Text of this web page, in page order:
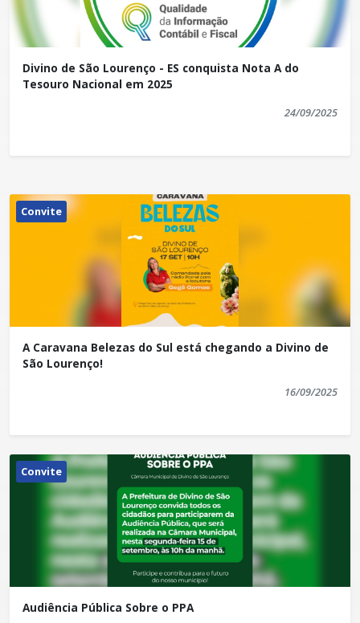
Divino de São Lourenço - ES conquista Nota A do
Tesouro Nacional em 2025
24/09/2025
Convite
A Caravana Belezas do Sul está chegando a Divino de
São Lourenço!
16/09/2025
Convite
Audiência Pública Sobre o PPA